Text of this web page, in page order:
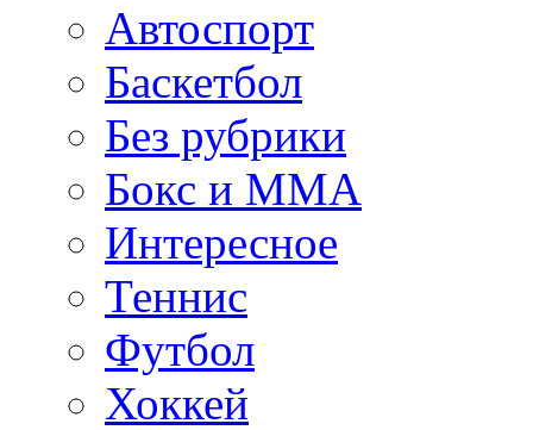
Автоспорт
Баскетбол
Без рубрики
Бокс и ММА
Интересное
Теннис
Футбол
Хоккей